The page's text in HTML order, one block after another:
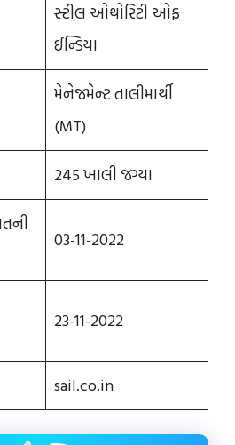
સ્ટીલ ઓથોરિટી ઓફ
ઈન્ડિયા
મેનેજમેન્ટ તાલીમાર્થી
(MT)
245 ખાલી જગ્યા
03-11-2022
23-11-2022
sail.co.in